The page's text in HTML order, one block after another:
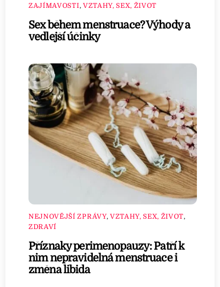
ZAJÍMAVOSTI, VZTAHY, SEX, ŽIVOT
Sex během menstruace? Výhody a
vedlejší účinky
NEJNOVĚJŠÍ ZPRÁVY, VZTAHY, SEX, ŽIVOT,
ZDRAVÍ
Příznaky perimenopauzy: Patří k
nim nepravidelná menstruace i
změna libida